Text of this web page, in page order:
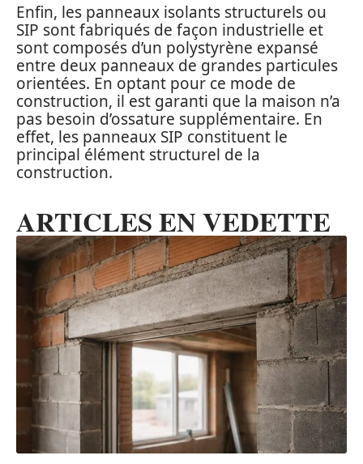
Enfin, les panneaux isolants structurels ou
SIP sont fabriqués de façon industrielle et
sont composés d’un polystyrène expansé
entre deux panneaux de grandes particules
orientées. En optant pour ce mode de
construction, il est garanti que la maison n’a
pas besoin d’ossature supplémentaire. En
effet, les panneaux SIP constituent le
principal élément structurel de la
construction.
ARTICLES EN VEDETTE